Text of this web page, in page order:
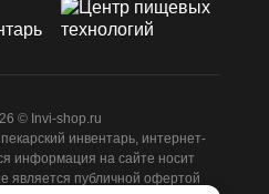
© Invi-shop.ru
инвентарь, интернет-
информация на сайте носит
является публичной офертой